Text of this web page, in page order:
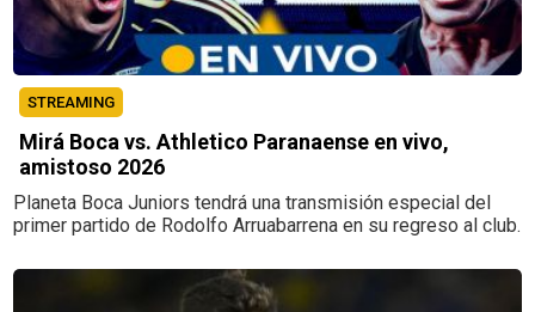
STREAMING
Mirá Boca vs. Athletico Paranaense en vivo,
amistoso 2026
Planeta Boca Juniors tendrá una transmisión especial del
primer partido de Rodolfo Arruabarrena en su regreso al club.